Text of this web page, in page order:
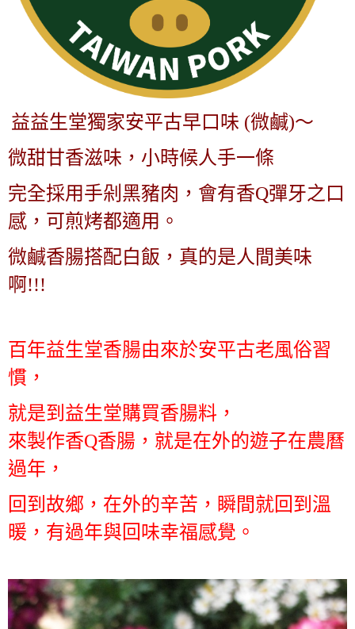
益益生堂獨家安平古早口味 (微鹹)～
微甜甘香滋味，小時候人手一條
完全採用手剁黑豬肉， 會有香Q彈牙之口
感，可煎烤都適用。
微鹹香腸搭配白飯，真的是人間美味
啊!!!
百年益生堂香腸由來於安平古老風俗習
慣，
就是到益生堂購買香腸料，
來製作香Q香腸，就是在外的遊子在農曆
過年，
回到故鄉，在外的辛苦，瞬間就回到溫
暖，有過年與回味幸福感覺。